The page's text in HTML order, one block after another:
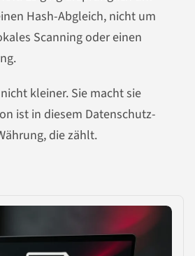
Hash-Abgleich, nicht um
Scanning oder einen
kleiner. Sie macht sie
ist in diesem Datenschutz-
die zählt.